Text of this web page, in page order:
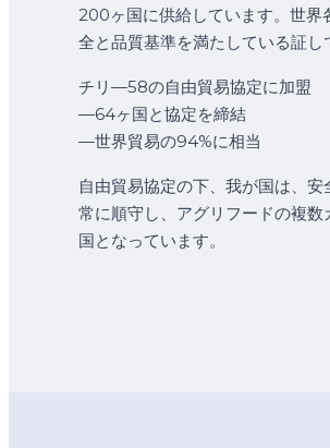
200ヶ国に供給しています。世界
全と品質基準を満たしている証し
チリ—58の自由貿易協定に加盟
—64ヶ国と協定を締結
—世界貿易の94%に相当
自由貿易協定の下、我が国は、
常に順守し、アグリフードの複
国となっています。